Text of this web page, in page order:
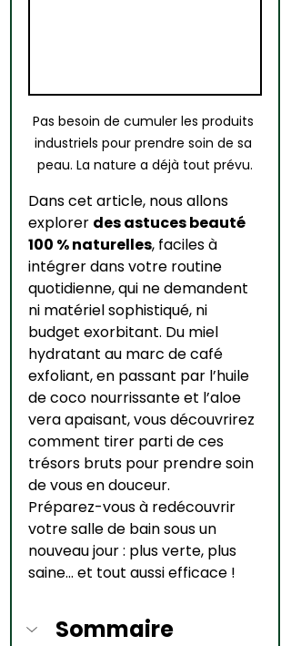
Pas besoin de cumuler les produits
industriels pour prendre soin de sa
peau. La nature a déjà tout prévu.
Dans cet article, nous allons
explorer des astuces beauté
100 % naturelles, faciles à
intégrer dans votre routine
quotidienne, qui ne demandent
ni matériel sophistiqué, ni
budget exorbitant. Du miel
hydratant au marc de café
exfoliant, en passant par l’huile
de coco nourrissante et l’aloe
vera apaisant, vous découvrirez
comment tirer parti de ces
trésors bruts pour prendre soin
de vous en douceur.
Préparez-vous à redécouvrir
votre salle de bain sous un
nouveau jour : plus verte, plus
saine… et tout aussi efficace !
Sommaire